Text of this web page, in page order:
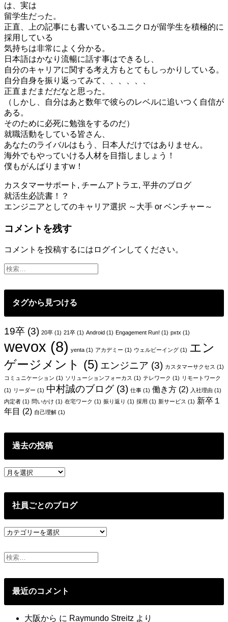
は、実は
留学生だった。
正直、上の記事にも書いているユニクロが留学生を積極的に
採用している
気持ちは非常によく分かる。
日本語はかなり流暢に話す事はできるし、
自分のキャリアに関する考え方もとてもしっかりしている。
自分自身を振り返ってみて、、、、、、
正直まだまだだなと思った。
（しかし、自分はあと数年で彼らのレベルに追いつく自信が
ある。
そのために必死に勉強をするのだ）
就職活動をしている皆さん、
あなたのライバルはもう、日本人だけではありません。
海外でもやっていける人材を目指しましょう！
僕もがんばりますw！
カスタマーサポート , チームアトラエ, 平井のブログ
投
稿
ナ
ビ
ゲ
シ
ョ
ン
就活生必読書！？
エンジニアとしてのキャリア選択 ～大手 or ベンチャー～
コメントを残す
コメントを投稿するには ログイン してください。
タグから見つける
19卒 (3) 20卒 (1) 21卒 (1) Android (1) Engagement Run! (1) pxtx (1)
wevox (8) yenta (1) アカデミー (1) ウェルビーイング (1) エン
ゲージメント (5) エンジニア (3) カスタマーサクセス (1)
コミュニケーション (1) ソリューションフォーカス (1) テレワーク (1) リモートワーク
(1) リーダー (1) 中村誠のブログ(3) 仕事 (1) 働き方 (2) 入社理由 (1)
内定者 (1) 問いかけ (1) 在宅ワーク (1) 振り返り (1) 採用 (1) 新サービス (1) 新卒１
年目 (2) 自己理解 (1)
過去の投稿
過
の
社員ごとのブログ
社
ご
と
グ
最近のコメント
大阪から に Raymundo Streitz より